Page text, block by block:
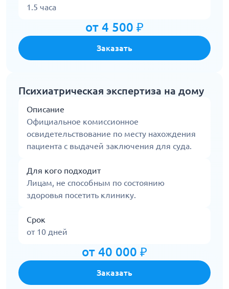
1.5 часа
от 4 500 ₽
Заказать
Психиатрическая экспертиза на дому
Описание
Официальное комиссионное
освидетельствование по месту нахождения
пациента с выдачей заключения для суда.
Для кого подходит
Лицам, не способным по состоянию
здоровья посетить клинику.
Срок
от 10 дней
от 40 000 ₽
Заказать